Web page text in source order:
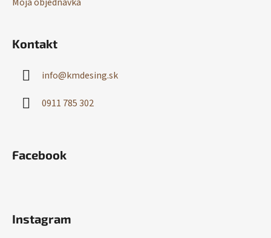
Kontakt
info@kmdesing.sk
0911 785 302
Facebook
Instagram